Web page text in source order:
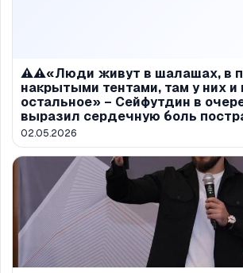
⚠️⚠️«Люди живут в шалашах, в
накрытыми тентами, там у них и
остальное» – Сейфутдин в
выразил сердечную боль
02.05.2026